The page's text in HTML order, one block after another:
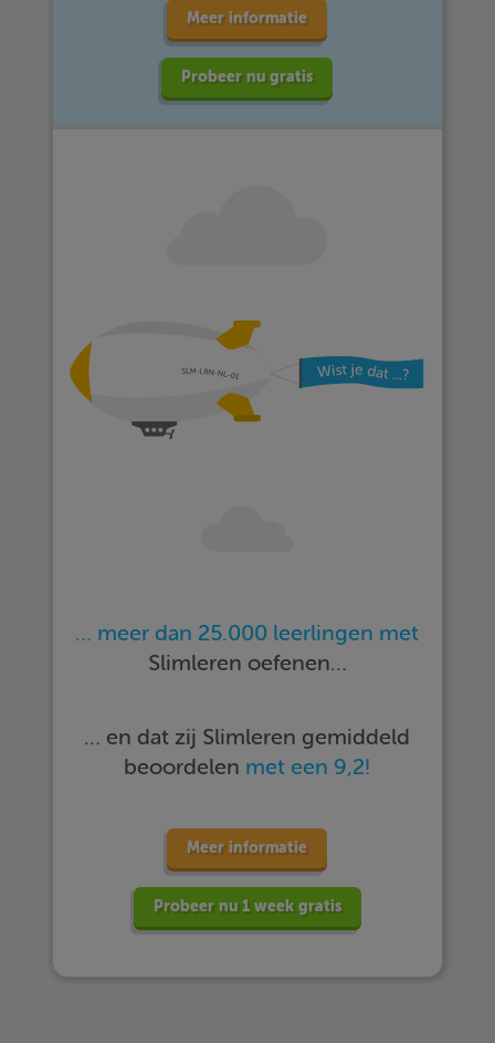
Meer informatie
Probeer nu gratis
… meer dan 25.000 leerlingen met
Slimleren oefenen…
… en dat zij Slimleren gemiddeld
beoordelen met een 9,2!
Meer informatie
Probeer nu 1 week gratis